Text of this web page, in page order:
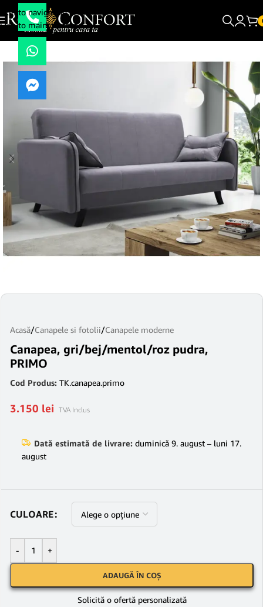
Skip to navigation
Skip to main content
Acasă/Canapele si fotolii/Canapele moderne
Canapea, gri/bej/mentol/roz pudra,
PRIMO
Cod Produs: TK.canapea.primo
3.150 lei TVA Inclus
Dată estimată de livrare: duminică 9. august – luni 17.
august
CULOARE
- +
ADAUGĂ ÎN COȘ
Solicită o ofertă personalizată